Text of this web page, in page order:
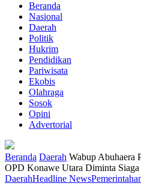
Beranda
Nasional
Daerah
Politik
Hukrim
Pendidikan
Pariwisata
Ekobis
Olahraga
Sosok
Opini
Advertorial
Beranda Daerah Wabup Abuhaera
OPD Konawe Utara Diminta
DaerahHeadline News